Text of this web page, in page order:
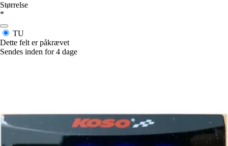
Størrelse
*
TU
Dette felt er påkrævet
Sendes inden for 4 dage